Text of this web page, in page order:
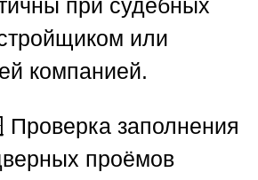
при судебных
или
компанией.
Проверка заполнения
проёмов